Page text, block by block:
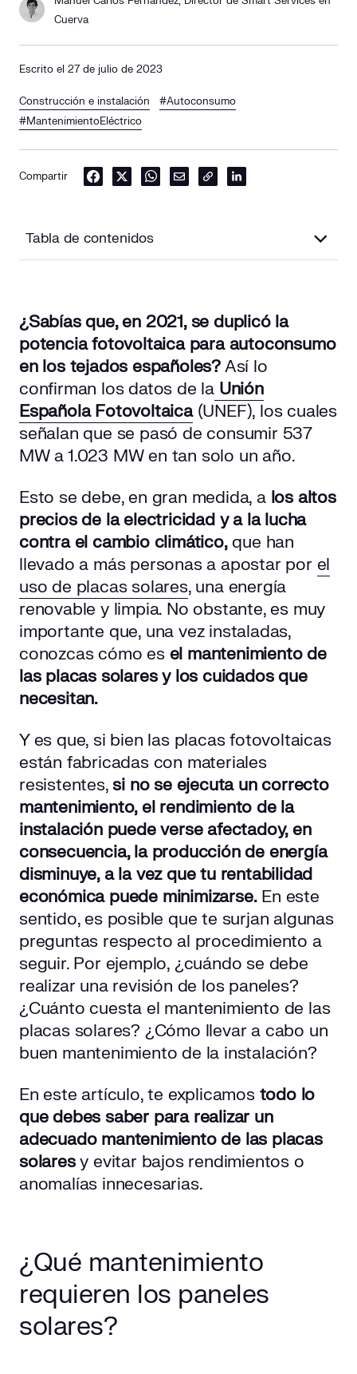
Cuerva
Escrito el 27 de julio de 2023
Construcción e instalación
#Autoconsumo
#MantenimientoEléctrico
Compartir
Tabla de contenidos
¿Por qué es importante el mantenimiento de los paneles
solares?
¿Existe alguna normativa para el mantenimiento de
paneles solares?
¿Cómo se realiza el mantenimiento de las placas
solares fotovoltaicas?
Revisa el resto de elementos
¿Cada cuánto tiempo debe hacerse el mantenimiento
de placas solares?
¿Quién se encarga del mantenimiento de los paneles
solares?
¿Cuánto cuesta el mantenimiento de placas solares?
Otros factores que influyen en el coste del mantenimiento
de los paneles solares
Beneficios de un buen mantenimiento de paneles
solares fotovoltaicos
El mantenimiento de las placas solares es más sencillo
de lo que crees
¿Sabías que, en 2021, se duplicó la
potencia fotovoltaica para autoconsumo
en los tejados españoles?Así lo
confirman los datos de la Unión
Española Fotovoltaica(UNEF), los cuales
señalan que se pasó de consumir 537
MW a 1.023 MW en tan solo un año.
Esto se debe, en gran medida, a los altos
precios de la electricidad y a la lucha
contra el cambio climático,que han
llevado a más personas a apostar por el
uso de placas solares, una energía
renovable y limpia. No obstante, es muy
importante que, una vez instaladas,
conozcas cómo es el mantenimiento de
las placas solares y los cuidados que
necesitan.
Y es que, si bien las placas fotovoltaicas
están fabricadas con materiales
resistentes,si no se ejecuta un correcto
mantenimiento, el rendimiento de la
instalación puede verse afectadoy, en
consecuencia, la producción de energía
disminuye, a la vez que tu rentabilidad
económica puede minimizarse.En este
sentido, es posible que te surjan algunas
preguntas respecto al procedimiento a
seguir. Por ejemplo, ¿cuándo se debe
realizar una revisión de los paneles?
¿Cuánto cuesta el mantenimiento de las
placas solares? ¿Cómo llevar a cabo un
buen mantenimiento de la instalación?
En este artículo, te explicamos todo lo
que debes saber para realizar un
adecuado mantenimiento de las placas
solaresy evitar bajos rendimientos o
anomalías innecesarias.
¿Qué mantenimiento
requieren los paneles
solares?